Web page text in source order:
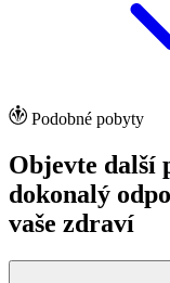
Podobné pobyty
Objevte další
dokonalý
vaše zdraví